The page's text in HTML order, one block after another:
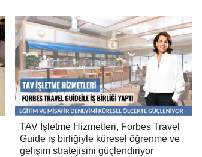
TAV İşletme Hizmetleri, Forbes Travel
Guide iş birliğiyle küresel öğrenme ve
gelişim stratejisini güçlendiriyor